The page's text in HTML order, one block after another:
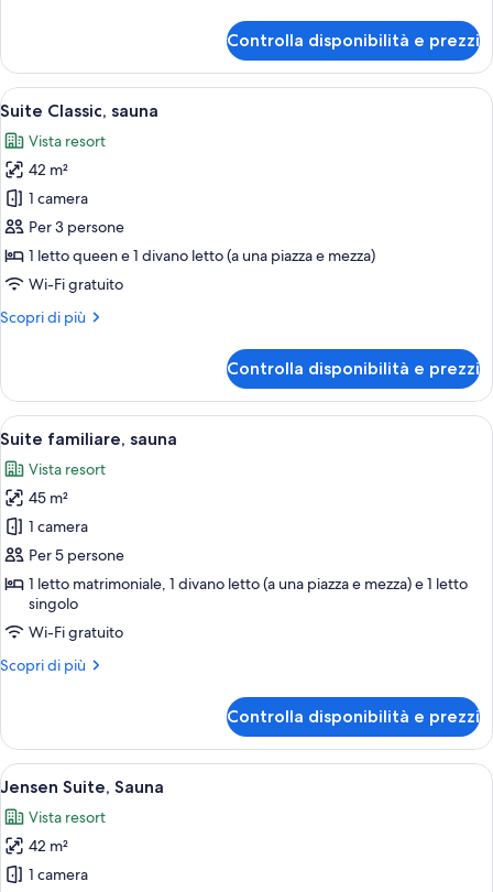
Superior,
sauna
(B)
Controlla disponibilità e prezzi
Apri
tutte
le
foto
per
Suite
Classic,
sauna
Un soggiorno moderno con un
12
Suite Classic, sauna
Vista resort
42 m²
1 camera
Per 3 persone
1 letto queen e 1 divano letto (a una piazza e mezza)
Wi-Fi gratuito
Scopri di più
Altri
Classic,
sauna
Controlla disponibilità e prezzi
Apri
tutte
le
foto
per
Suite
familiare,
sauna
Un soggiorno moderno con un
9
Suite familiare, sauna
Vista resort
45 m²
1 camera
Per 5 persone
1 letto matrimoniale, 1 divano letto (a una piazza e mezza) e 1 letto
singolo
Wi-Fi gratuito
Scopri di più
Altri
familiare,
sauna
Controlla disponibilità e prezzi
Apri
tutte
le
foto
per
Un soggiorno moderno con divano,
11
Jensen Suite, Sauna
Vista resort
42 m²
1 camera